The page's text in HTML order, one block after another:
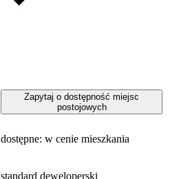
Zapytaj o dostępność miejsc
postojowych
dostępne: w cenie mieszkania
standard deweloperski